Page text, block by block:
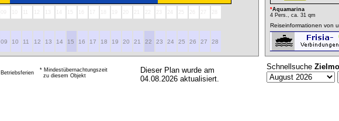
09 10 11 12 13 14 15 16 17 18 19 20 21 22 23 24 25 26 27 28
Betriebsferien
* Mindestübernachtungszeit
zu diesem Objekt
Dieser Plan wurde am
04.08.2026 aktualisiert.
*Aquamarina
4 Pers., ca. 31 qm
Reiseinformationen von
Schnellsuche